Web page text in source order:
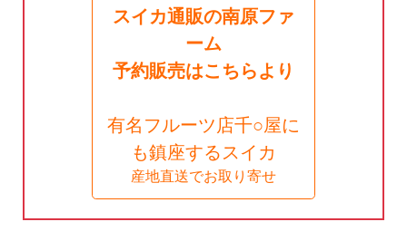
スイカ通販の南原ファ
ーム
予約販売はこちらより
有名フルーツ店千○屋に
も鎮座するスイカ
産地直送でお取り寄せ